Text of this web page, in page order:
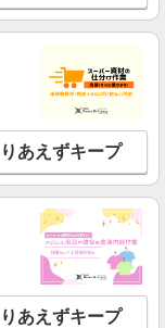
助手
払い有/週払い有/交
細を見る
ベートも諦めない＊
払い有/週払い有/交
あえずキープ
あえずキープ